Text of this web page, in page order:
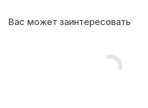
Вас может заинтересовать